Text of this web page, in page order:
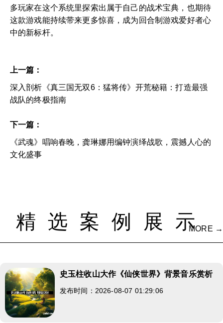
多玩家在这个系统里探索出属于自己的战术宝典，也期待
这款游戏能持续带来更多惊喜，成为回合制游戏爱好者心
中的新标杆。
上一篇：
深入剖析《真三国无双6：猛将传》开荒秘籍：打造最强
战队的终极指南
下一篇：
《武魂》唱响春晚，龚琳娜用编钟演绎战歌，震撼人心的
文化盛事
精选案例展示MORE →
史玉柱收山大作《仙侠世界》背景音乐赏析
发布时间：2026-08-07 01:29:06